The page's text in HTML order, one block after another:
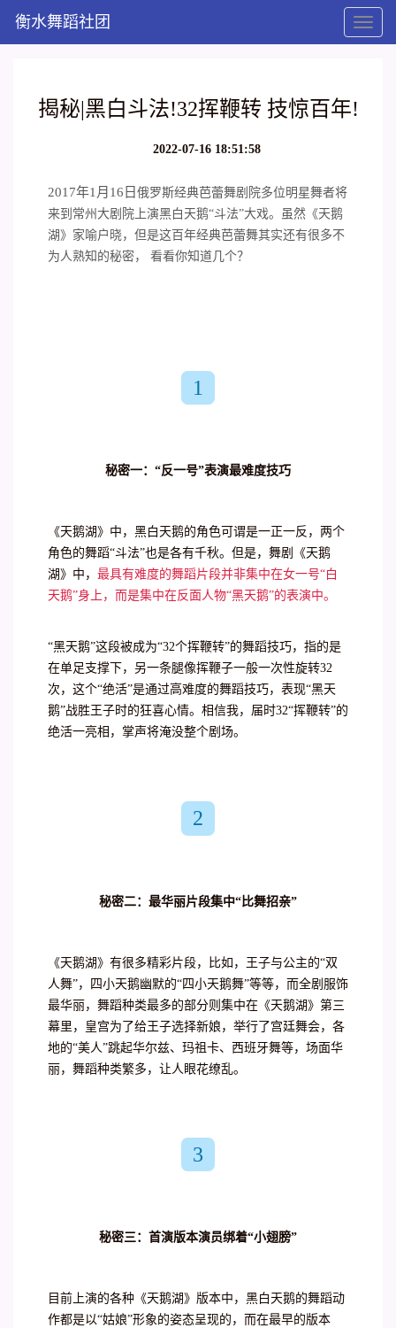
Toggle
衡水舞蹈社团
揭秘|黑白斗法!32挥鞭转 技惊百年!
2022-07-16 18:51:58
2017年1月16日 俄罗斯经典芭蕾舞剧院多位明星舞者将
来到常州大剧院上演黑白天鹅“斗法”大戏。虽然《天鹅
湖》家喻户晓，但是这百年经典芭蕾舞其实还有很多不
为人熟知的秘密， 看看你知道几个？
1
秘密一：“反一号”表演最难度技巧
《天鹅湖》中，黑白天鹅的角色可谓是一正一反，两个
角色的舞蹈“斗法”也是各有千秋。但是，舞剧《天鹅
湖》中， 最具有难度的舞蹈片段并非集中在女一号“白
天鹅”身上，而是集中在反面人物“黑天鹅”的表演中。
“黑天鹅”这段被成为“32个挥鞭转”的舞蹈技巧，指的是
在单足支撑下，另一条腿像挥鞭子一般一次性旋转32
次，这个“绝活”是通过高难度的舞蹈技巧，表现“黑天
鹅”战胜王子时的狂喜心情。相信我，届时32“挥鞭转”的
绝活一亮相，掌声将淹没整个剧场。
2
秘密二：最华丽片段集中“比舞招亲”
《天鹅湖》有很多精彩片段，比如，王子与公主的“双
人舞”，四小天鹅幽默的“四小天鹅舞”等等，而全剧服饰
最华丽，舞蹈种类最多的部分则集中在《天鹅湖》第三
幕里，皇宫为了给王子选择新娘，举行了宫廷舞会，各
地的“美人”跳起华尔兹、玛祖卡、西班牙舞等，场面华
丽，舞蹈种类繁多，让人眼花缭乱。
3
秘密三：首演版本演员绑着“小翅膀”
目前上演的各种《天鹅湖》版本中，黑白天鹅的舞蹈动
作都是以“姑娘”形象的姿态呈现的，而在最早的版本